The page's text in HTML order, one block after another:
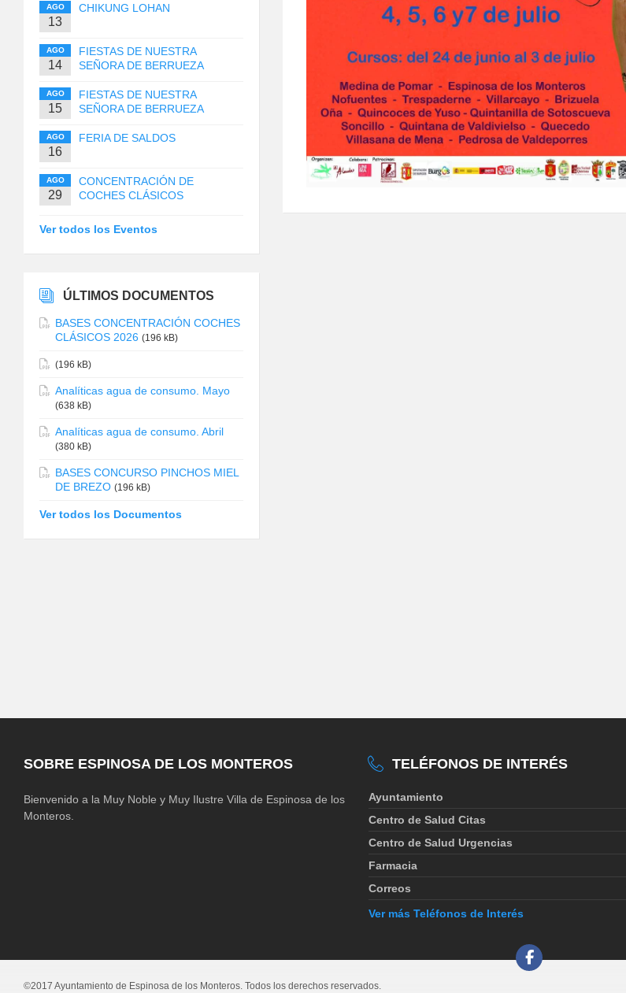
AGO
13
CHIKUNG LOHAN
AGO
14
FIESTAS DE NUESTRA
SEÑORA DE BERRUEZA
AGO
15
FIESTAS DE NUESTRA
SEÑORA DE BERRUEZA
AGO
16
FERIA DE SALDOS
AGO
29
CONCENTRACIÓN DE
COCHES CLÁSICOS
Ver todos los Eventos
ÚLTIMOS DOCUMENTOS
BASES CONCENTRACIÓN COCHES
CLÁSICOS 2026 (196 kB)
(196 kB)
Analíticas agua de consumo. Mayo
(638 kB)
Analíticas agua de consumo. Abril
(380 kB)
BASES CONCURSO PINCHOS MIEL
DE BREZO (196 kB)
Ver todos los Documentos
SOBRE ESPINOSA DE LOS MONTEROS
Bienvenido a la Muy Noble y Muy Ilustre Villa de Espinosa de los
Monteros.
TELÉFONOS DE INTERÉS
Ayuntamiento
Centro de Salud Citas
Centro de Salud Urgencias
Farmacia
Correos
Ver más Teléfonos de Interés
©2017 Ayuntamiento de Espinosa de los Monteros. Todos los derechos reservados.